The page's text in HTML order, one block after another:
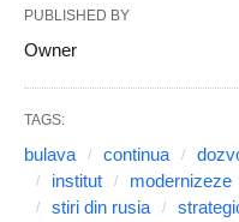
PUBLISHED BY
Owner
TAGS:
bulava continua
institut
modernizeze
stiri din rusia